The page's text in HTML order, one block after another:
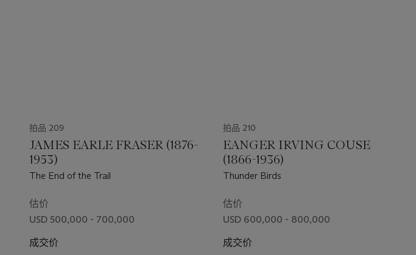
拍品 209
JAMES EARLE FRASER (1876-
1953)
The End of the Trail
估价
USD 500,000 - 700,000
成交价
拍品 210
EANGER IRVING COUSE
(1866-1936)
Thunder Birds
估价
USD 600,000 - 800,000
成交价